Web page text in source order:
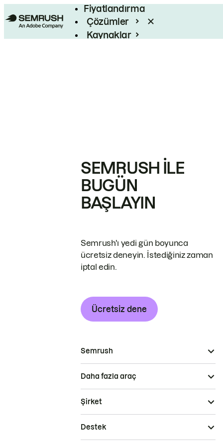
Fiyatlandırma
Çözümler
Kaynaklar
SEMRUSH ILE
BUGÜN
BAŞLAYIN
Semrush'ı yedi gün boyunca
ücretsiz deneyin. İstediğiniz zaman
iptal edin.
Ücretsiz dene
Semrush
Daha fazla araç
Şirket
Destek